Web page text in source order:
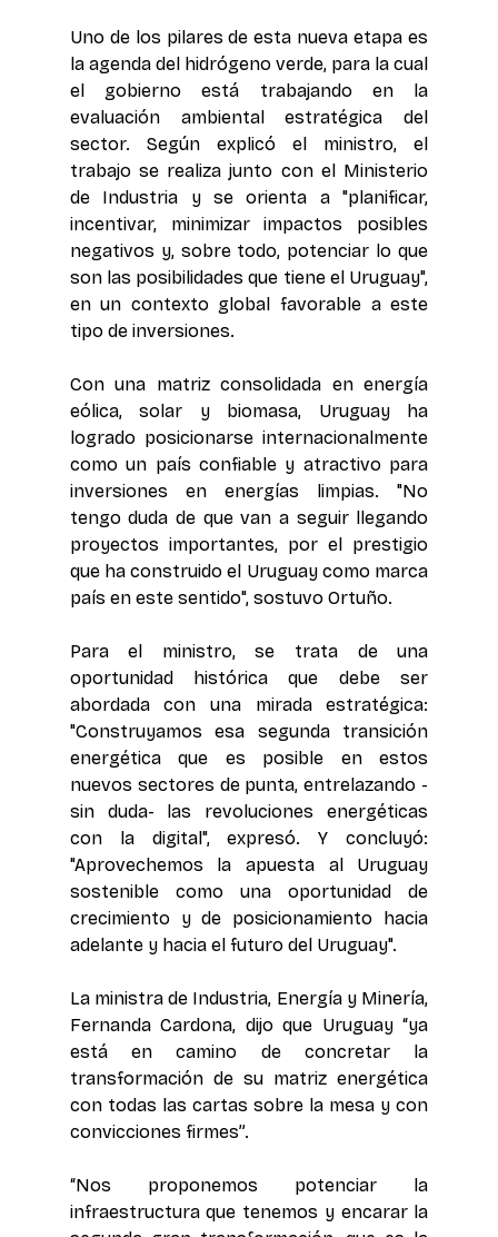
Uno de los pilares de esta nueva etapa es
la agenda del hidrógeno verde, para la cual
el gobierno está trabajando en la
evaluación ambiental estratégica del
sector. Según explicó el ministro, el
trabajo se realiza junto con el Ministerio
de Industria y se orienta a "planificar,
incentivar, minimizar impactos posibles
negativos y, sobre todo, potenciar lo que
son las posibilidades que tiene el Uruguay",
en un contexto global favorable a este
tipo de inversiones.
Con una matriz consolidada en energía
eólica, solar y biomasa, Uruguay ha
logrado posicionarse internacionalmente
como un país confiable y atractivo para
inversiones en energías limpias. "No
tengo duda de que van a seguir llegando
proyectos importantes, por el prestigio
que ha construido el Uruguay como marca
país en este sentido", sostuvo Ortuño.
Para el ministro, se trata de una
oportunidad histórica que debe ser
abordada con una mirada estratégica:
"Construyamos esa segunda transición
energética que es posible en estos
nuevos sectores de punta, entrelazando -
sin duda- las revoluciones energéticas
con la digital", expresó. Y concluyó:
"Aprovechemos la apuesta al Uruguay
sostenible como una oportunidad de
crecimiento y de posicionamiento hacia
adelante y hacia el futuro del Uruguay".
La ministra de Industria, Energía y Minería,
Fernanda Cardona, dijo que Uruguay “ya
está en camino de concretar la
transformación de su matriz energética
con todas las cartas sobre la mesa y con
convicciones firmes”.
“Nos proponemos potenciar la
infraestructura que tenemos y encarar la